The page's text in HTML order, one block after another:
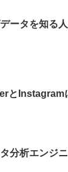
ータを知る
とInstagram
分析エンジニ